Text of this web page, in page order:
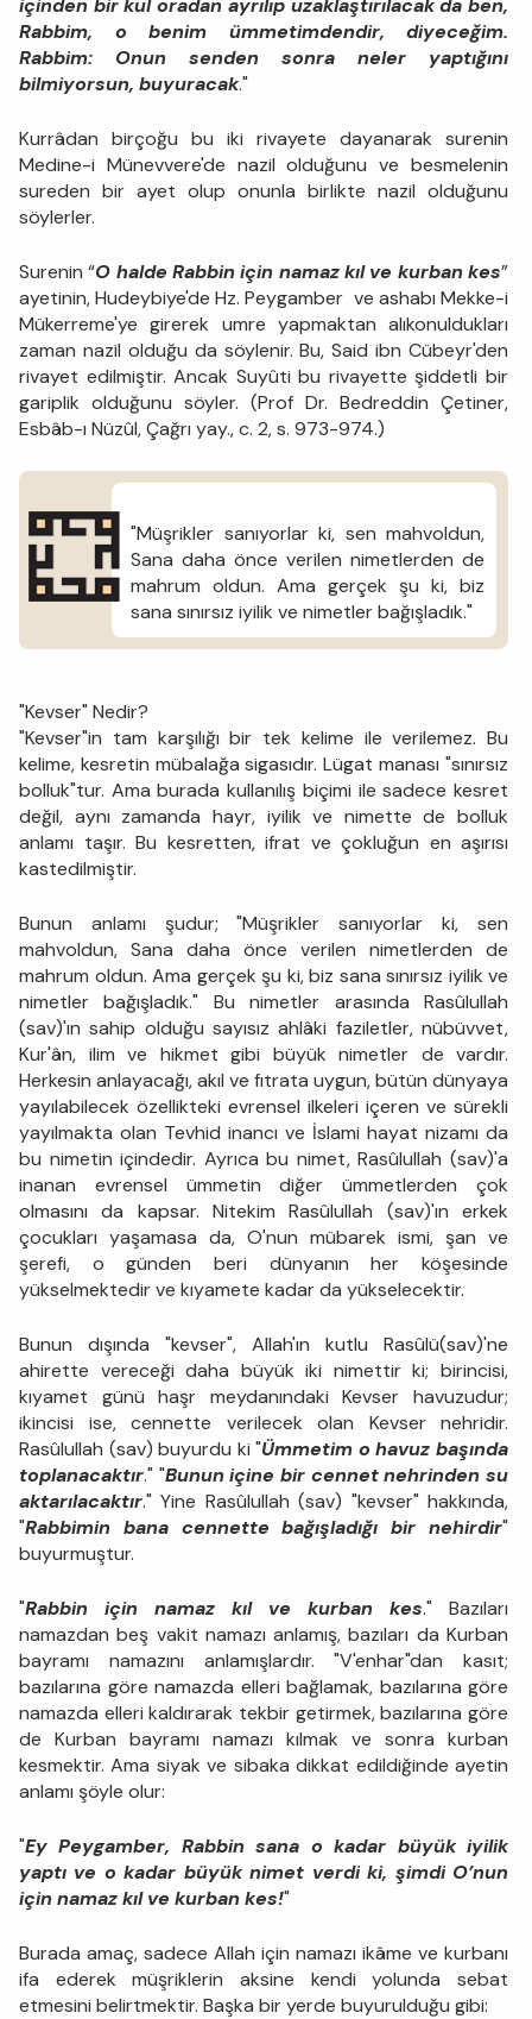
içinden bir kul oradan ayrılıp uzaklaştırılacak da ben,
Rabbim, o benim ümmetimdendir, diyeceğim.
Rabbim: Onun senden sonra neler yaptığını
bilmiyorsun, buyuracak."
Kurrâdan birçoğu bu iki rivayete dayanarak surenin
Medine-i Münevvere'de nazil olduğunu ve besmelenin
sureden bir ayet olup onunla birlikte nazil olduğunu
söylerler.
Surenin “O halde Rabbin için namaz kıl ve kurban kes”
ayetinin, Hudeybiye'de Hz. Peygamber ve ashabı Mekke-i
Mükerreme'ye girerek umre yapmaktan alıkonuldukları
zaman nazil olduğu da söylenir. Bu, Said ibn Cübeyr'den
rivayet edilmiştir. Ancak Suyûti bu rivayette şiddetli bir
gariplik olduğunu söyler. (Prof Dr. Bedreddin Çetiner,
Esbâb-ı Nüzûl, Çağrı yay., c. 2, s. 973-974.)
"Müşrikler sanıyorlar ki, sen mahvoldun,
Sana daha önce verilen nimetlerden de
mahrum oldun. Ama gerçek şu ki, biz
sana sınırsız iyilik ve nimetler bağışladık."
"Kevser" Nedir?
"Kevser"in tam karşılığı bir tek kelime ile verilemez. Bu
kelime, kesretin mübalağa sigasıdır. Lügat manası "sınırsız
bolluk"tur. Ama burada kullanılış biçimi ile sadece kesret
değil, aynı zamanda hayr, iyilik ve nimette de bolluk
anlamı taşır. Bu kesretten, ifrat ve çokluğun en aşırısı
kastedilmiştir.
Bunun anlamı şudur; "Müşrikler sanıyorlar ki, sen
mahvoldun, Sana daha önce verilen nimetlerden de
mahrum oldun. Ama gerçek şu ki, biz sana sınırsız iyilik ve
nimetler bağışladık." Bu nimetler arasında Rasûlullah
(sav)'ın sahip olduğu sayısız ahlâki faziletler, nübüvvet,
Kur'ân, ilim ve hikmet gibi büyük nimetler de vardır.
Herkesin anlayacağı, akıl ve fıtrata uygun, bütün dünyaya
yayılabilecek özellikteki evrensel ilkeleri içeren ve sürekli
yayılmakta olan Tevhid inancı ve İslami hayat nizamı da
bu nimetin içindedir. Ayrıca bu nimet, Rasûlullah (sav)'a
inanan evrensel ümmetin diğer ümmetlerden çok
olmasını da kapsar. Nitekim Rasûlullah (sav)'ın erkek
çocukları yaşamasa da, O'nun mübarek ismi, şan ve
şerefi, o günden beri dünyanın her köşesinde
yükselmektedir ve kıyamete kadar da yükselecektir.
Bunun dışında "kevser", Allah'ın kutlu Rasûlü(sav)'ne
ahirette vereceği daha büyük iki nimettir ki; birincisi,
kıyamet günü haşr meydanındaki Kevser havuzudur;
ikincisi ise, cennette verilecek olan Kevser nehridir.
Rasûlullah (sav) buyurdu ki "Ümmetim o havuz başında
toplanacaktır." "Bunun içine bir cennet nehrinden su
aktarılacaktır." Yine Rasûlullah (sav) "kevser" hakkında,
"Rabbimin bana cennette bağışladığı bir nehirdir"
buyurmuştur.
"Rabbin için namaz kıl ve kurban kes." Bazıları
namazdan beş vakit namazı anlamış, bazıları da Kurban
bayramı namazını anlamışlardır. "V'enhar"dan kasıt;
bazılarına göre namazda elleri bağlamak, bazılarına göre
namazda elleri kaldırarak tekbir getirmek, bazılarına göre
de Kurban bayramı namazı kılmak ve sonra kurban
kesmektir. Ama siyak ve sibaka dikkat edildiğinde ayetin
anlamı şöyle olur:
"Ey Peygamber, Rabbin sana o kadar büyük iyilik
yaptı ve o kadar büyük nimet verdi ki, şimdi O’nun
için namaz kıl ve kurban kes!"
Burada amaç, sadece Allah için namazı ikâme ve kurbanı
ifa ederek müşriklerin aksine kendi yolunda sebat
etmesini belirtmektir. Başka bir yerde buyurulduğu gibi: